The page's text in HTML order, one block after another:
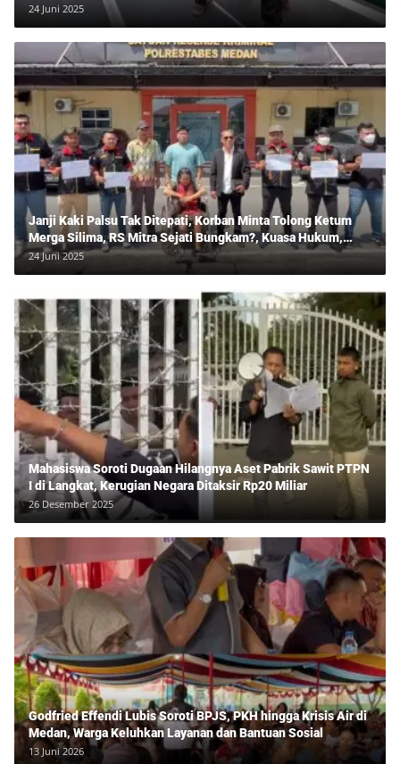
24 Juni 2025
Janji Kaki Palsu Tak Ditepati, Korban Minta Tolong Ketum
Merga Silima, RS Mitra Sejati Bungkam?, Kuasa Hukum,
Hans Silalahi Dampingi Julita Cari Keadilan
24 Juni 2025
Mahasiswa Soroti Dugaan Hilangnya Aset Pabrik Sawit PTPN
I di Langkat, Kerugian Negara Ditaksir Rp20 Miliar
26 Desember 2025
Godfried Effendi Lubis Soroti BPJS, PKH hingga Krisis Air di
Medan, Warga Keluhkan Layanan dan Bantuan Sosial
13 Juni 2026